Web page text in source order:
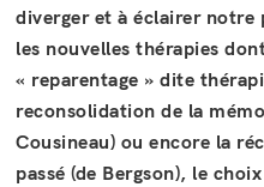
diverger et à éclairer notre
les nouvelles thérapies
« reparentage » dite
reconsolidation de la
Cousineau) ou encore la
passé (de Bergson), le